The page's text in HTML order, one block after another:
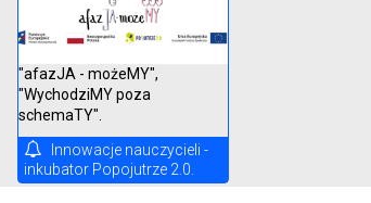
"afazJA - możeMY",
"WychodziMY poza
schemaTY".
Innowacje nauczycieli -
inkubator Popojutrze 2.0.